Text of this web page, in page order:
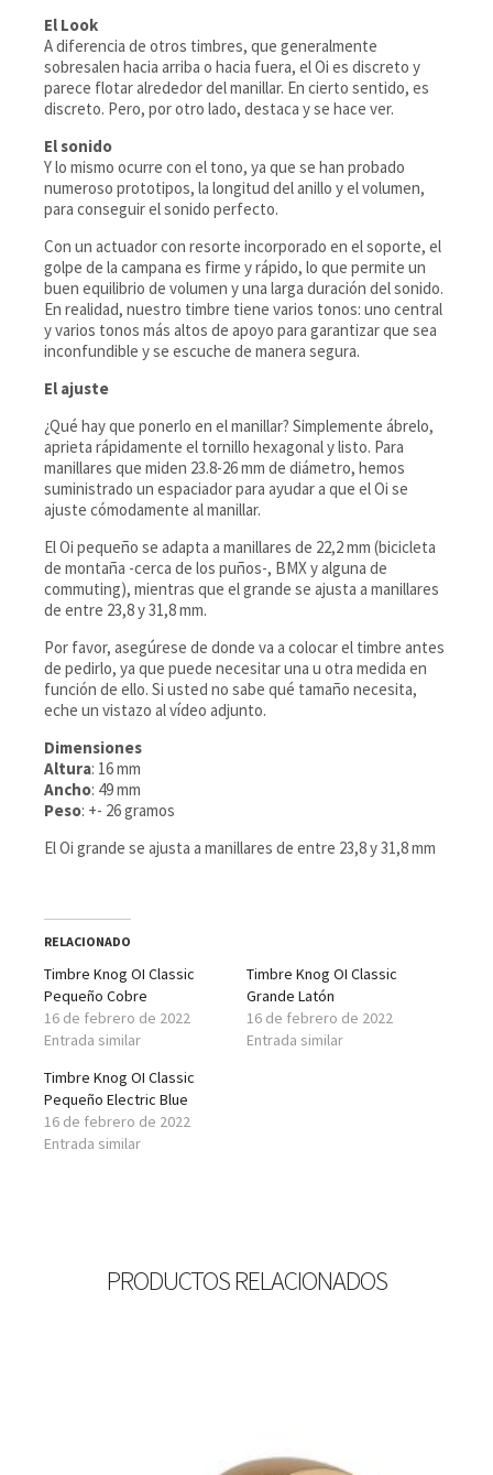
El Look
A diferencia de otros timbres, que generalmente
sobresalen hacia arriba o hacia fuera, el Oi es discreto y
parece flotar alrededor del manillar. En cierto sentido, es
discreto. Pero, por otro lado, destaca y se hace ver.
El sonido
Y lo mismo ocurre con el tono, ya que se han probado
numeroso prototipos, la longitud del anillo y el volumen,
para conseguir el sonido perfecto.
Con un actuador con resorte incorporado en el soporte, el
golpe de la campana es firme y rápido, lo que permite un
buen equilibrio de volumen y una larga duración del sonido.
En realidad, nuestro timbre tiene varios tonos: uno central
y varios tonos más altos de apoyo para garantizar que sea
inconfundible y se escuche de manera segura.
El ajuste
¿Qué hay que ponerlo en el manillar? Simplemente ábrelo,
aprieta rápidamente el tornillo hexagonal y listo. Para
manillares que miden 23.8-26 mm de diámetro, hemos
suministrado un espaciador para ayudar a que el Oi se
ajuste cómodamente al manillar.
El Oi pequeño se adapta a manillares de 22,2 mm (bicicleta
de montaña -cerca de los puños-, BMX y alguna de
commuting), mientras que el grande se ajusta a manillares
de entre 23,8 y 31,8 mm.
Por favor, asegúrese de donde va a colocar el timbre antes
de pedirlo, ya que puede necesitar una u otra medida en
función de ello. Si usted no sabe qué tamaño necesita,
eche un vistazo al vídeo adjunto.
Dimensiones
Altura: 16 mm
Ancho: 49 mm
Peso: +- 26 gramos
El Oi grande se ajusta a manillares de entre 23,8 y 31,8 mm
RELACIONADO
Timbre Knog OI Classic
Pequeño Cobre
16 de febrero de 2022
Entrada similar
Timbre Knog OI Classic
Grande Latón
16 de febrero de 2022
Entrada similar
Timbre Knog OI Classic
Pequeño Electric Blue
16 de febrero de 2022
Entrada similar
PRODUCTOS RELACIONADOS